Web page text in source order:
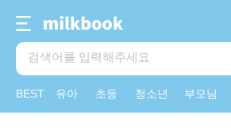
BEST 유아 초등 청소년 부모님